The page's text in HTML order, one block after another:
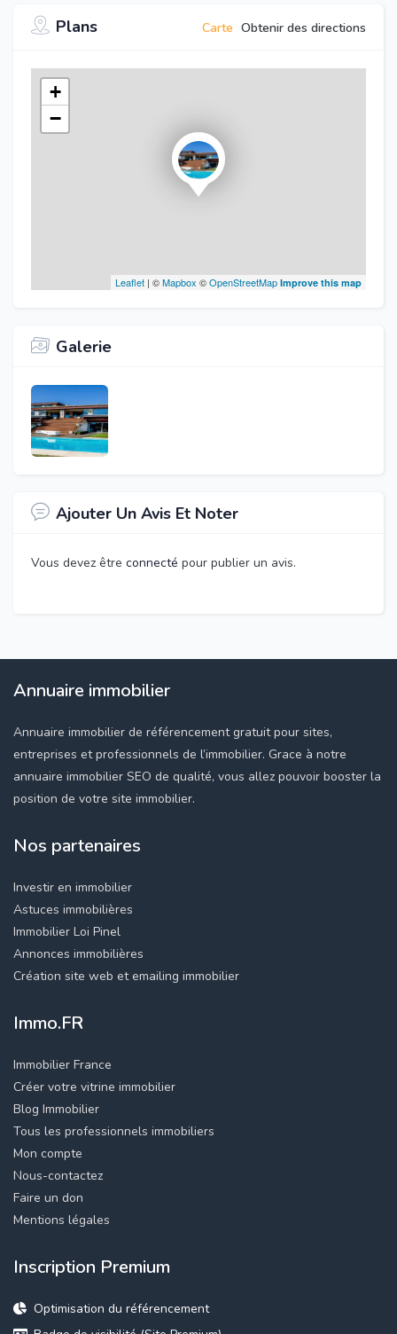
Plans Carte Obtenir des directions
+
−
Leaflet | ©Mapbox ©OpenStreetMap Improve this map
Galerie
Ajouter Un Avis Et Noter
Vous devez être connecté pour publier un avis.
Annuaire immobilier
Annuaire immobilier de référencement gratuit pour sites,
entreprises et professionnels de l’immobilier. Grace à notre
annuaire immobilier SEO de qualité, vous allez pouvoir booster la
position de votre site immobilier.
Nos partenaires
Investir en immobilier
Astuces immobilières
Immobilier Loi Pinel
Annonces immobilières
Création site web et emailing immobilier
Immo.FR
Immobilier France
Créer votre vitrine immobilier
Blog Immobilier
Tous les professionnels immobiliers
Mon compte
Nous-contactez
Faire un don
Mentions légales
Inscription Premium
Optimisation du référencement